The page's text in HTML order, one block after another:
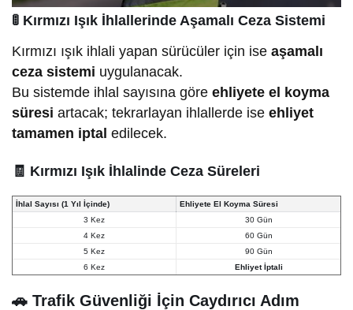
🚦 Kırmızı Işık İhlallerinde Aşamalı Ceza Sistemi
Kırmızı ışık ihlali yapan sürücüler için iseaşamalı
ceza sistemi uygulanacak.
Bu sistemde ihlal sayısına göreehliyete el koyma
süresi artacak; tekrarlayan ihlallerde iseehliyet
tamamen iptal edilecek.
🧾 Kırmızı Işık İhlalinde Ceza Süreleri
İhlal Sayısı (1 Yıl İçinde)
Ehliyete El Koyma Süresi
3 Kez
30 Gün
4 Kez
60 Gün
5 Kez
90 Gün
6 Kez
Ehliyet İptali
🚗 Trafik Güvenliği İçin Caydırıcı Adım